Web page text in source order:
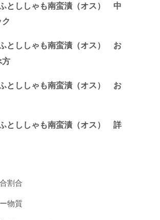
とししゃも南蛮漬（オス） 中
とししゃも南蛮漬（オス） お
方
とししゃも南蛮漬（オス） お
とししゃも南蛮漬（オス） 詳
割合
物質